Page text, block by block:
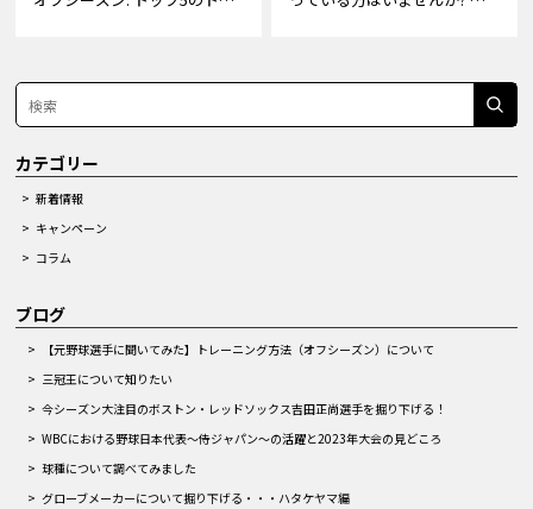
カテゴリー
新着情報
キャンペーン
コラム
ブログ
【元野球選手に聞いてみた】トレーニング方法（オフシーズン）について
三冠王について知りたい
今シーズン大注目のボストン・レッドソックス吉田正尚選手を掘り下げる！
WBCにおける野球日本代表～侍ジャパン～の活躍と2023年大会の見どころ
球種について調べてみました
グローブメーカーについて掘り下げる・・・ハタケヤマ編